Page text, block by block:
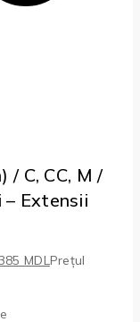
/ C, CC, M /
Extensii
MDLPrețul